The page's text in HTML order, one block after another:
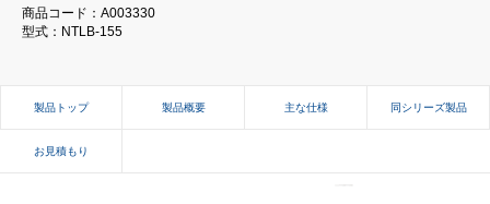
商品コード：A003330
型式：NTLB-155
製品トップ 製品概要 主な仕様 同シリーズ製品
お見積もり